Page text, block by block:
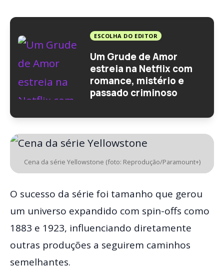
ESCOLHA DO EDITOR
Um Grude de Amor
estreia na Netflix com
romance, mistério e
passado criminoso
Cena da série Yellowstone (foto: Reprodução/Paramount+)
O sucesso da série foi tamanho que gerou
um universo expandido com spin-offs como
1883 e 1923, influenciando diretamente
outras produções a seguirem caminhos
semelhantes.